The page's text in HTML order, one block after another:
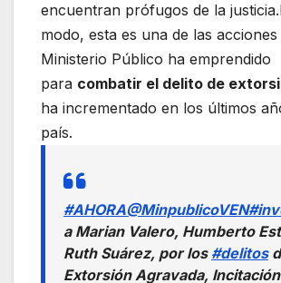
encuentran prófugos de la
modo, esta es una de las
Ministerio Público ha emprendido
para combatir el delito de
ha incrementado en los últimos
país.
#AHORA@MinpublicoVEN
a Marian Valero, Humberto
Ruth Suárez, por los #delitos
Extorsión Agravada,